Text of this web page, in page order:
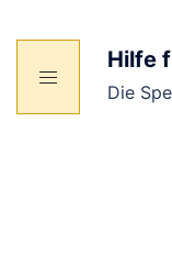
Inhalt
springen
Hilfe
Die